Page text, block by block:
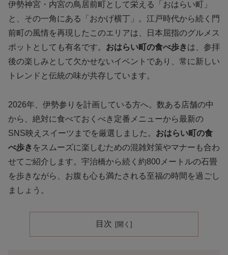
伊勢神宮・内宮の鳥居前町として栄える「おはらい町」
と、その一角にある「おかげ横丁」。江戸時代から続く門
前町の風情を再現したこのエリアは、日本屈指のグルメス
ポットとしても有名です。 おはらい町の食べ歩き は、参拝
後の楽しみとして欠かせないイベントであり、常に新しい
トレンドと伝統の味が共存しています。
2026年、伊勢参りを計画している方へ。数ある店舗の中
から、絶対に食べておくべき定番メニューから最新の
SNS映えスイーツまでを厳選しました。 おはらい町の食
べ歩き をスムーズに楽しむための混雑対策やマナーも合わ
せてご紹介します。宇治橋から続く約800メートルの石畳
を歩きながら、お腹も心も満たされる至福の時間を過ごし
ましょう。
目次